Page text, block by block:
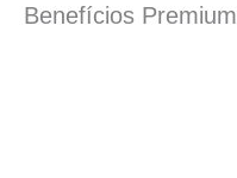
Benefícios Premium